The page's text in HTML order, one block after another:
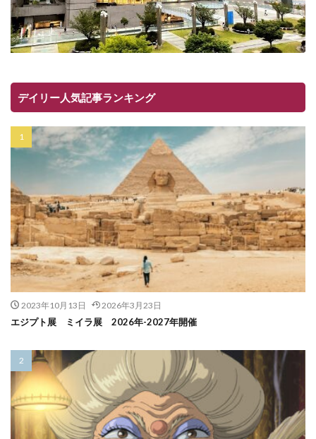
デイリー人気記事ランキング
2023年10月13日 2026年3月23日
エジプト展 ミイラ展 2026年-2027年開催